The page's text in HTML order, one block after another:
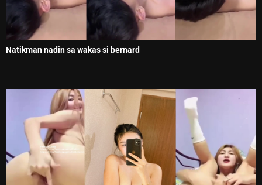
Natikman nadin sa wakas si bernard